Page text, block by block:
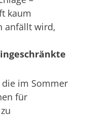
kaum
anfällt wird,
im Sommer
für